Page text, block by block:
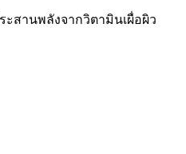
สานพลังจากวิตามินเผื่อผิว